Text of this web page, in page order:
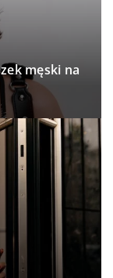
męski na